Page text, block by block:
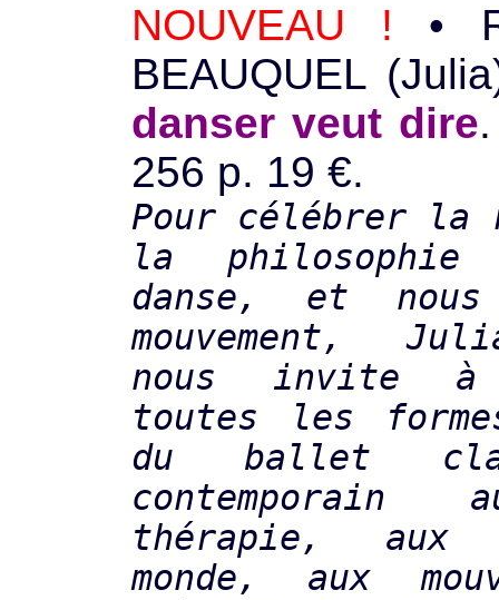
NOUVEAU ! •
BEAUQUEL
danser veut dire
256 p. 19 €.
Pour célébrer la
la
danse, et
mouvement,
nous invite à
toutes les
du ballet
contemporain
thérapie, aux
monde, aux